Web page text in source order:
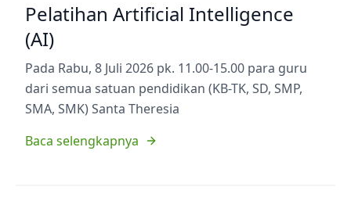
Pelatihan Artificial Intelligence
(AI)
Pada Rabu, 8 Juli 2026 pk. 11.00-15.00 para guru
dari semua satuan pendidikan (KB-TK, SD, SMP,
SMA, SMK) Santa Theresia
Baca selengkapnya